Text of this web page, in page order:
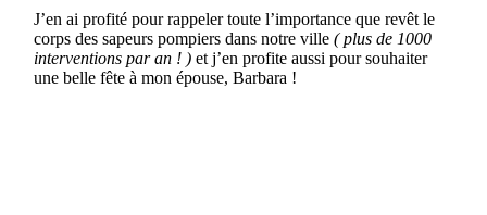
J’en ai profité pour rappeler toute l’importance que revêt le
corps des sapeurs pompiers dans notre ville ( plus de 1000
interventions par an ! )et j’en profite aussi pour souhaiter
une belle fête à mon épouse, Barbara !